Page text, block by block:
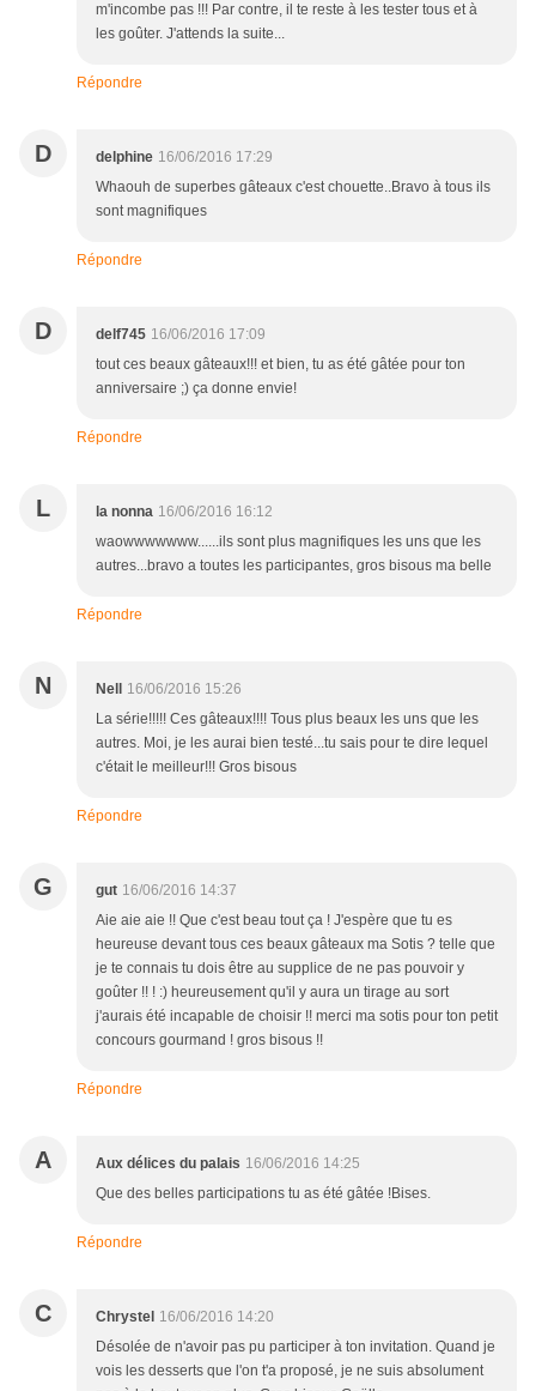
m'incombe pas !!! Par contre, il te reste à les tester tous et à
les goûter. J'attends la suite...
Répondre
D delphine 16/06/2016 17:29
Whaouh de superbes gâteaux c'est chouette..Bravo à tous ils
sont magnifiques
Répondre
D delf745 16/06/2016 17:09
tout ces beaux gâteaux!!! et bien, tu as été gâtée pour ton
anniversaire ;) ça donne envie!
Répondre
L la nonna 16/06/2016 16:12
waowwwwwww......ils sont plus magnifiques les uns que les
autres...bravo a toutes les participantes, gros bisous ma belle
Répondre
N Nell
16/06/2016 15:26
La série!!!!! Ces gâteaux!!!! Tous plus beaux les uns que les
autres. Moi, je les aurai bien testé...tu sais pour te dire lequel
c'était le meilleur!!! Gros bisous
Répondre
G gut 16/06/2016 14:37
Aie aie aie !! Que c'est beau tout ça ! J'espère que tu es
heureuse devant tous ces beaux gâteaux ma Sotis ? telle que
je te connais tu dois être au supplice de ne pas pouvoir y
goûter !! ! :) heureusement qu'il y aura un tirage au sort
j'aurais été incapable de choisir !! merci ma sotis pour ton petit
concours gourmand ! gros bisous !!
Répondre
A Aux délices du palais 16/06/2016 14:25
Que des belles participations tu as été gâtée !Bises.
Répondre
C Chrystel 16/06/2016 14:20
Désolée de n'avoir pas pu participer à ton invitation. Quand je
vois les desserts que l'on t'a proposé, je ne suis absolument